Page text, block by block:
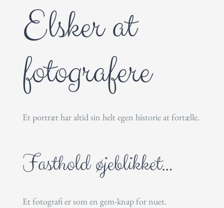
Elsker at
fotografere
Et portræt har altid sin helt egen historie at fortælle.
Fasthold øjeblikket…
Et fotografi er som en gem-knap for nuet.